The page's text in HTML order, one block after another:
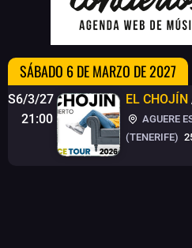
SÁBADO 6 DE MARZO DE 2027
S6/3/27
21:00
EL CHOJÍN
AGUERE
(TENERIFE)